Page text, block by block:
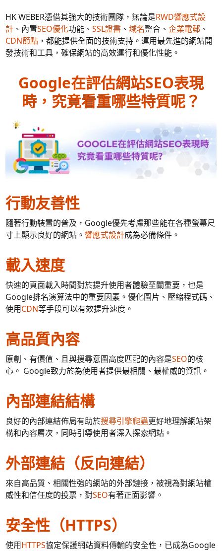
HK WEBER憑借其強大的技術團隊，無論是RWD響應式設
計 、內置SEO優化功能、SSL證書 、域名整合、企業電郵 、
CDN節點 ，都能提供全面的技術支持。運用最先進的網站開
發技術和工具，確保網站的高效運行和優化性能。
Google在評估網站SEO表現
時，究竟看重哪些特質呢？
行動友善性
隨著行動裝置的普及，Google優先考慮那些能在各種螢幕尺
寸上顯示良好的網站。響應式設計成為必備條件。
載入速度
快速的頁面載入時間對於提升使用者體驗至關重要，也是
Google排名演算法中的重要因素。優化圖片、壓縮程式碼、
使用CDN等手段可以有效提升速度。
高品質內容
原創、有價值、且與搜尋意圖高度匹配的內容是SEO的核
心。 Google致力於為使用者提供最相關、最權威的資訊。
內部連結結構
良好的內部連結佈局有助於搜尋引擎爬蟲更好地理解網站架
構和內容層次，同時引導使用者深入探索網站。
外部連結（反向連結）
來自高品質、相關性強的網站的外部鏈接，被視為對網站權
威性和信任度的投票，對SEO有著正面影響。
安全性（HTTPS）
使用HTTPS協定保護網站資料傳輸的安全性，已成為Google